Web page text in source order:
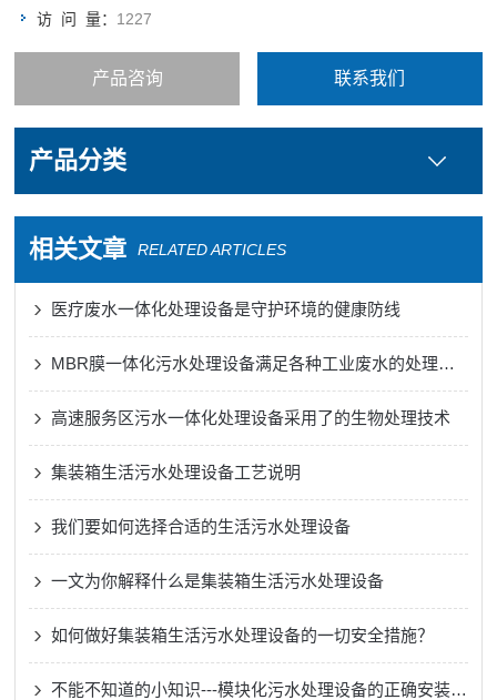
访 问 量： 1227
产品咨询 联系我们
产品分类
相关文章 RELATED ARTICLES
医疗废水一体化处理设备是守护环境的健康防线
MBR膜一体化污水处理设备满足各种工业废水的处理需求
高速服务区污水一体化处理设备采用了的生物处理技术
集装箱生活污水处理设备工艺说明
我们要如何选择合适的生活污水处理设备
一文为你解释什么是集装箱生活污水处理设备
如何做好集装箱生活污水处理设备的一切安全措施？
不能不知道的小知识---模块化污水处理设备的正确安装方法